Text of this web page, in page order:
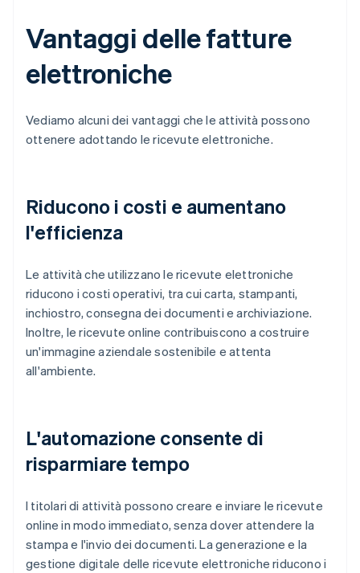
Vantaggi delle fatture
elettroniche
Vediamo alcuni dei vantaggi che le attività possono
ottenere adottando le ricevute elettroniche.
Riducono i costi e aumentano
l'efficienza
Le attività che utilizzano le ricevute elettroniche
riducono i costi operativi, tra cui carta, stampanti,
inchiostro, consegna dei documenti e archiviazione.
Inoltre, le ricevute online contribuiscono a costruire
un'immagine aziendale sostenibile e attenta
all'ambiente.
L'automazione consente di
risparmiare tempo
I titolari di attività possono creare e inviare le ricevute
online in modo immediato, senza dover attendere la
stampa e l'invio dei documenti. La generazione e la
gestione digitale delle ricevute elettroniche riducono i